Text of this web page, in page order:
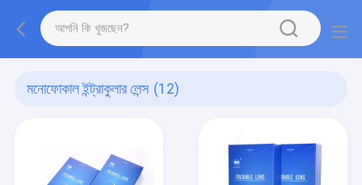
মনোফোকাল ইন্ট্রাকুলার লেন্স (12)